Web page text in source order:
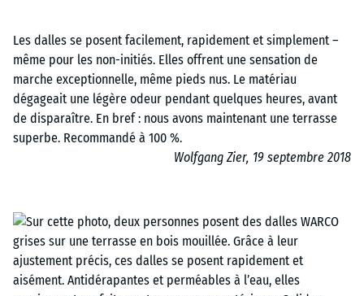
Les dalles se posent facilement, rapidement et simplement –
même pour les non-initiés. Elles offrent une sensation de
marche exceptionnelle, même pieds nus. Le matériau
dégageait une légère odeur pendant quelques heures, avant
de disparaître. En bref : nous avons maintenant une terrasse
superbe. Recommandé à 100 %.
Wolfgang Zier, 19 septembre 2018